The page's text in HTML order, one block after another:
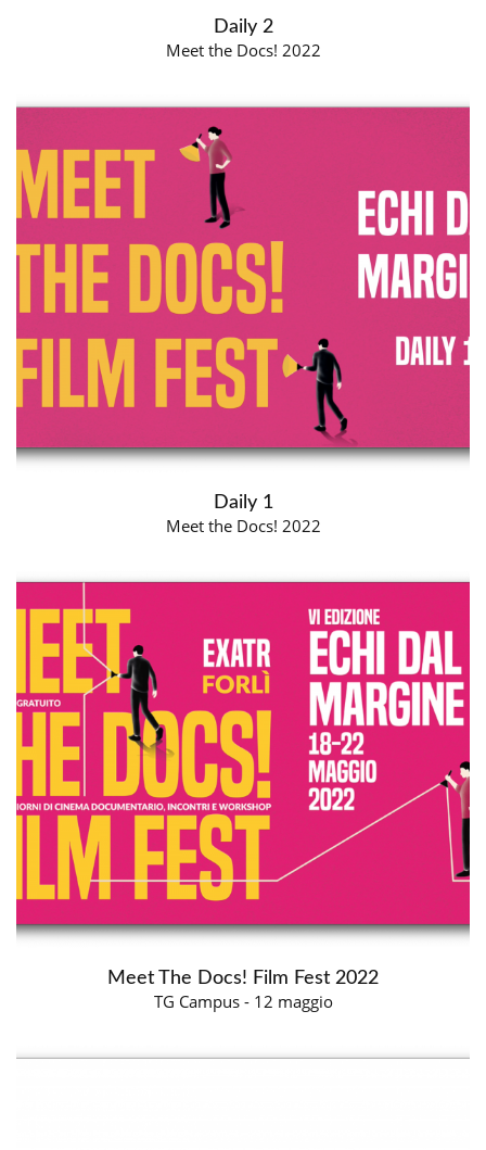
Daily 2
Meet the Docs! 2022
Daily 1
Meet the Docs! 2022
Meet The Docs! Film Fest 2022
TG Campus - 12 maggio